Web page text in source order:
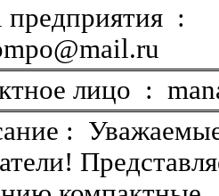
предприятия :
лицо :
: